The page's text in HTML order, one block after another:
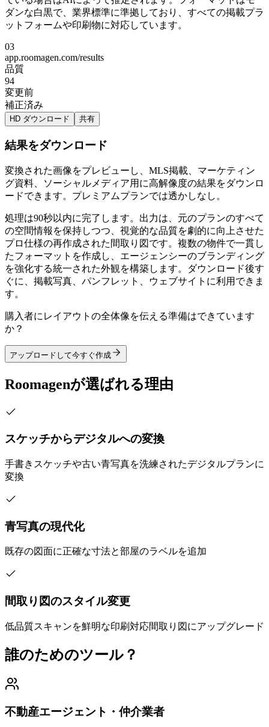
ダンな白黒で、業界標準に準拠しており、すべての掲載プラ
ットフォームや印刷物に対応しています。
03
app.roomagen.com/results
品質
94
変更前
補正済み
HD ダウンロード 共有
結果をダウンロード
変換された画像をプレビューし、MLS掲載、マーケティン
グ資料、ソーシャルメディア用に高解像度の結果をダウンロ
ードできます。プレミアムプランでは透かしなし。
処理は90秒以内に完了します。出力は、元のプランのすべて
の空間情報を保持しつつ、視覚的な品質を劇的に向上させた
プロ仕様の再作成された間取り図です。複数の物件で一貫し
たフォーマットを作成し、エージェンシーのブランディング
を強化する統一された外観を構築します。ダウンロード後す
ぐに、掲載写真、パンフレット、ウェブサイトに利用できま
す。
購入者にレイアウトの全体像を伝える準備はできています
か？
アップロードして今すぐ作成
Roomagenが選ばれる理由
スケッチからデジタルへの変換
手書きスケッチや古い青写真を洗練されたデジタルプランに
変換
青写真の現代化
既存の図面に正確な寸法と部屋のラベルを追加
間取り図のスタイル変更
低品質スキャンを鮮明な印刷対応間取り図にアップグレード
誰のためのツール？
不動産エージェント・仲介業者